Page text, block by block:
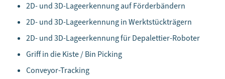
2D- und 3D-Lageerkennung auf Förderbändern
2D- und 3D-Lageerkennung in Werktstückträgern
2D- und 3D-Lageerkennung für Depalettier-Roboter
Griff in die Kiste / Bin Picking
Conveyor-Tracking